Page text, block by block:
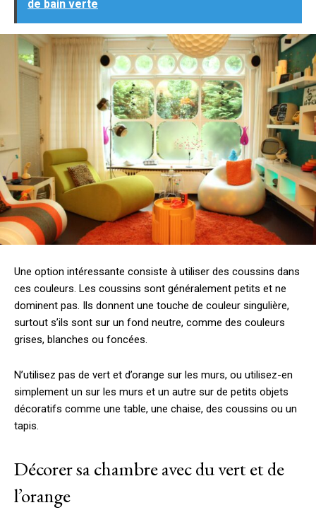
de bain verte
Une option intéressante consiste à utiliser des coussins dans
ces couleurs. Les coussins sont généralement petits et ne
dominent pas. Ils donnent une touche de couleur singulière,
surtout s’ils sont sur un fond neutre, comme des couleurs
grises, blanches ou foncées.
N’utilisez pas de vert et d’orange sur les murs, ou utilisez-en
simplement un sur les murs et un autre sur de petits objets
décoratifs comme une table, une chaise, des coussins ou un
tapis.
Décorer sa chambre avec du vert et de
l’orange